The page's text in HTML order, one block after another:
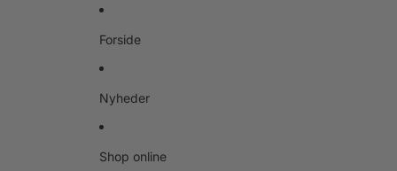
Forside
Nyheder
Shop online